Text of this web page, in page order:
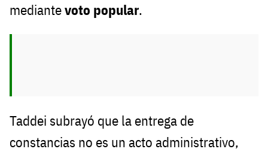
mediantevoto popular.
Taddei subrayó que la entrega de
constancias no es un acto administrativo,